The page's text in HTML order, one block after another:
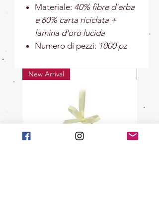
Materiale: 40% fibre d'erba
e 60% carta riciclata +
lamina d'oro lucida
Numero di pezzi: 1000 pz
New Arrival